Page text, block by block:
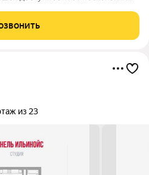
пешком; до Павшино около
из 23